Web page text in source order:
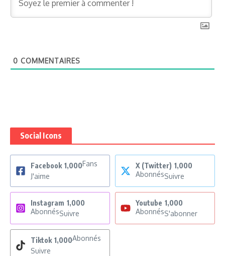
0 COMMENTAIRES
Social Icons
Facebook 1,000Fans
J'aime
X (Twitter) 1,000
AbonnésSuivre
Instagram 1,000
AbonnésSuivre
Youtube 1,000
AbonnésS'abonner
Tiktok 1,000Abonnés
Suivre